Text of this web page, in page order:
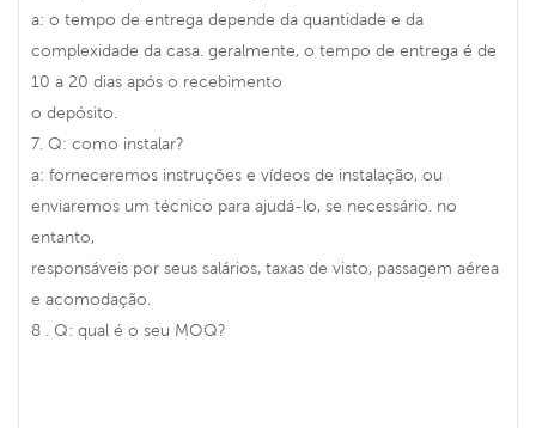
a: o tempo de entrega depende da quantidade e da
complexidade da casa. geralmente, o tempo de entrega é de
10 a 20 dias após o recebimento
o depósito.
7. Q: como instalar?
a: forneceremos instruções e vídeos de instalação, ou
enviaremos um técnico para ajudá-lo, se necessário. no
entanto,
responsáveis por seus salários, taxas de visto, passagem aérea
e acomodação.
8 . Q: qual é o seu MOQ?